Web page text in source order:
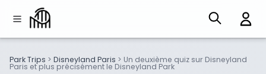
Park Trips > Disneyland Paris > Un deuxième quiz sur Disneyland
Paris et plus précisément le Disneyland Park